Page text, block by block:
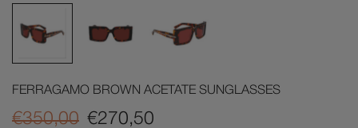
FERRAGAMO BROWN ACETATE SUNGLASSES
€350,00 €270,50